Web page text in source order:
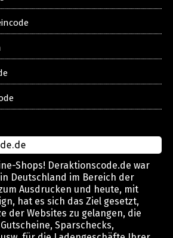
Shops! Deraktionscode.de war
Deutschland im Bereich der
Ausdrucken und heute, mit
hat es sich das Ziel gesetzt,
der Websites zu gelangen, die
Sparschecks,